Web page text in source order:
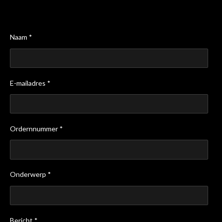
Naam *
E-mailadres *
Ordernnummer *
Onderwerp *
Bericht *